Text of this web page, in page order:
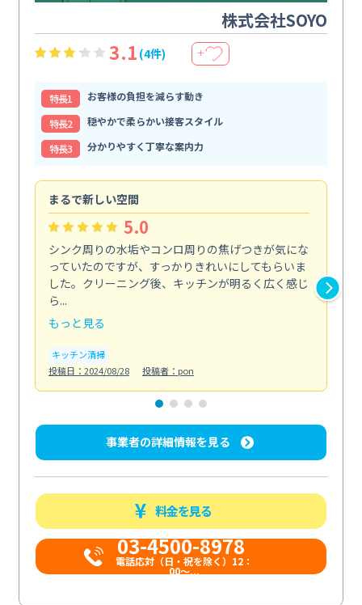
株式会社SOYO
3.1 (4件) ＋
特⻑1
お客様の負担を減らす動き
特⻑2
穏やかで柔らかい接客スタイル
特⻑3
分かりやすく丁寧な案内力
まるで新しい空間
5.0
シンク周りの水垢やコンロ周りの焦げつきが気にな
っていたのですが、すっかりきれいにしてもらいま
した。クリーニング後、キッチンが明るく広く感じ
ら...
もっと見る
キッチン清掃
投稿日：2024/08/28
投稿者：pon
事業者の詳細情報を見る
料金を見る
03-4500-8978
電話応対（日・祝を除く）12：
00～...